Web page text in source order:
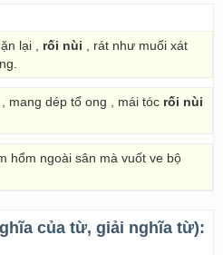
lại , rối nùi , rát như muối xát
mang dép tổ ong , mái tóc rối nùi
hổm ngoài sân mà vuốt ve bộ
của từ, giải nghĩa từ):